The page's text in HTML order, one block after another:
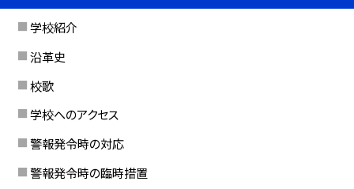
学校紹介
沿革史
校歌
学校へのアクセス
警報発令時の対応
警報発令時の臨時措置